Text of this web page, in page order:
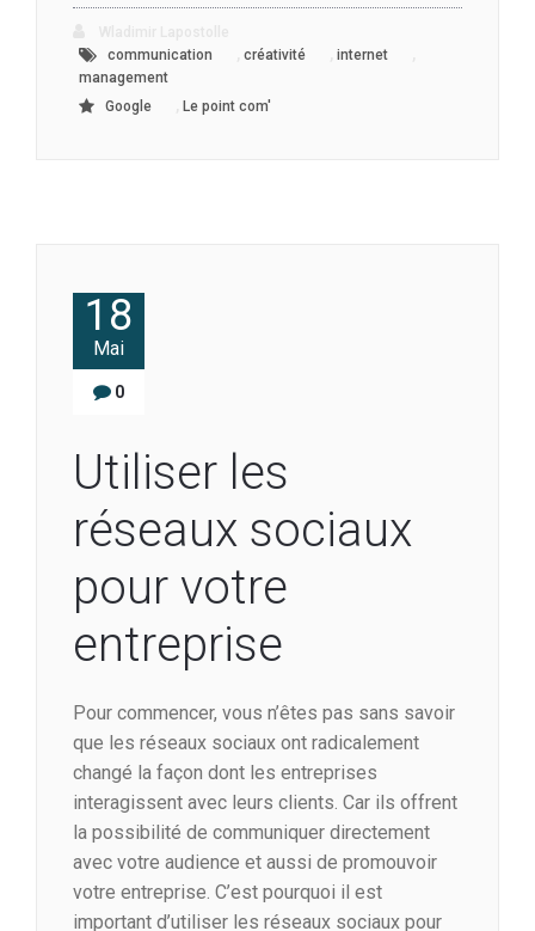
communication
créativité internet
management
Google
Le point com'
18
Mai
0
Utiliser les
réseaux sociaux
pour votre
entreprise
Pour commencer, vous n’êtes pas sans savoir
que les réseaux sociaux ont radicalement
changé la façon dont les entreprises
interagissent avec leurs clients. Car ils offrent
la possibilité de communiquer directement
avec votre audience et aussi de promouvoir
votre entreprise. C’est pourquoi il est
important d’utiliser les réseaux sociaux pour